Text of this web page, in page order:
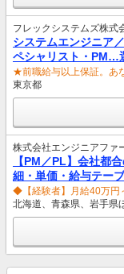
フレックシステムズ株式
システムエンジニア
ペシャリスト・PM…
★前職給与以上保証。あ
東京都
株式会社エンジニアファ
【PM／PL】会社都
細・単価・給与テー
◆【経験者】月給40万円
北海道、青森県、岩手県